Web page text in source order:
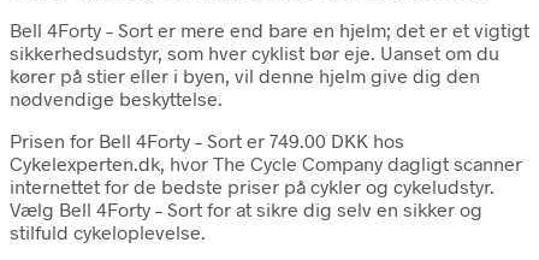
Bell 4Forty – Sort er mere end bare en hjelm; det er et vigtigt
sikkerhedsudstyr, som hver cyklist bør eje. Uanset om du
kører på stier eller i byen, vil denne hjelm give dig den
nødvendige beskyttelse.
Prisen for Bell 4Forty – Sort er 749.00 DKK hos
Cykelexperten.dk, hvor The Cycle Company dagligt scanner
internettet for de bedste priser på cykler og cykeludstyr.
Vælg Bell 4Forty – Sort for at sikre dig selv en sikker og
stilfuld cykeloplevelse.